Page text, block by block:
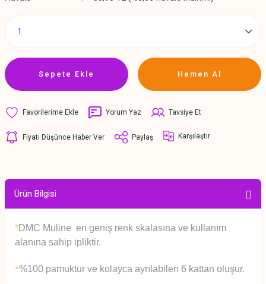
Sepete Ekle Hemen Al
Yorum Yaz Tavsiye Et
Fiyatı Düşünce Haber Ver Paylaş Karşılaştır
Ürün Bilgisi
*DMC Muline en geniş renk skalasına ve kullanım
alanına sahip ipliktir.
*%100 pamuktur ve kolayca ayrılabilen 6 kattan oluşur.